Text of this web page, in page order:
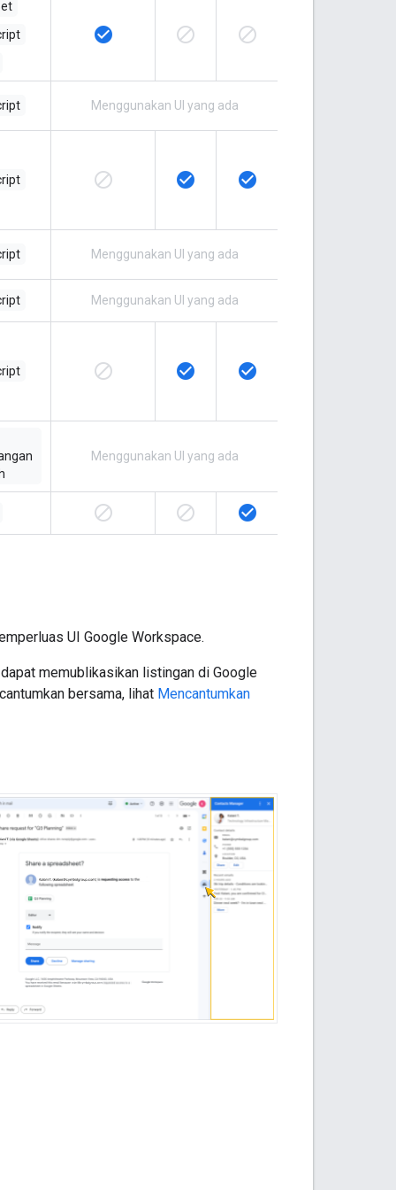
check_circle block block
Menggunakan UI yang ada
block check_circle check_circle
Menggunakan UI yang ada
Menggunakan UI yang ada
block check_circle check_circle
Menggunakan UI yang ada
block block check_circle
UI Google Workspace.
memublikasikan listingan di Google
bersama, lihat Mencantumkan